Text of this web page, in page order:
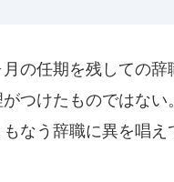
の任期を残しての辞
つけたものではない
なう辞職に異を唱え